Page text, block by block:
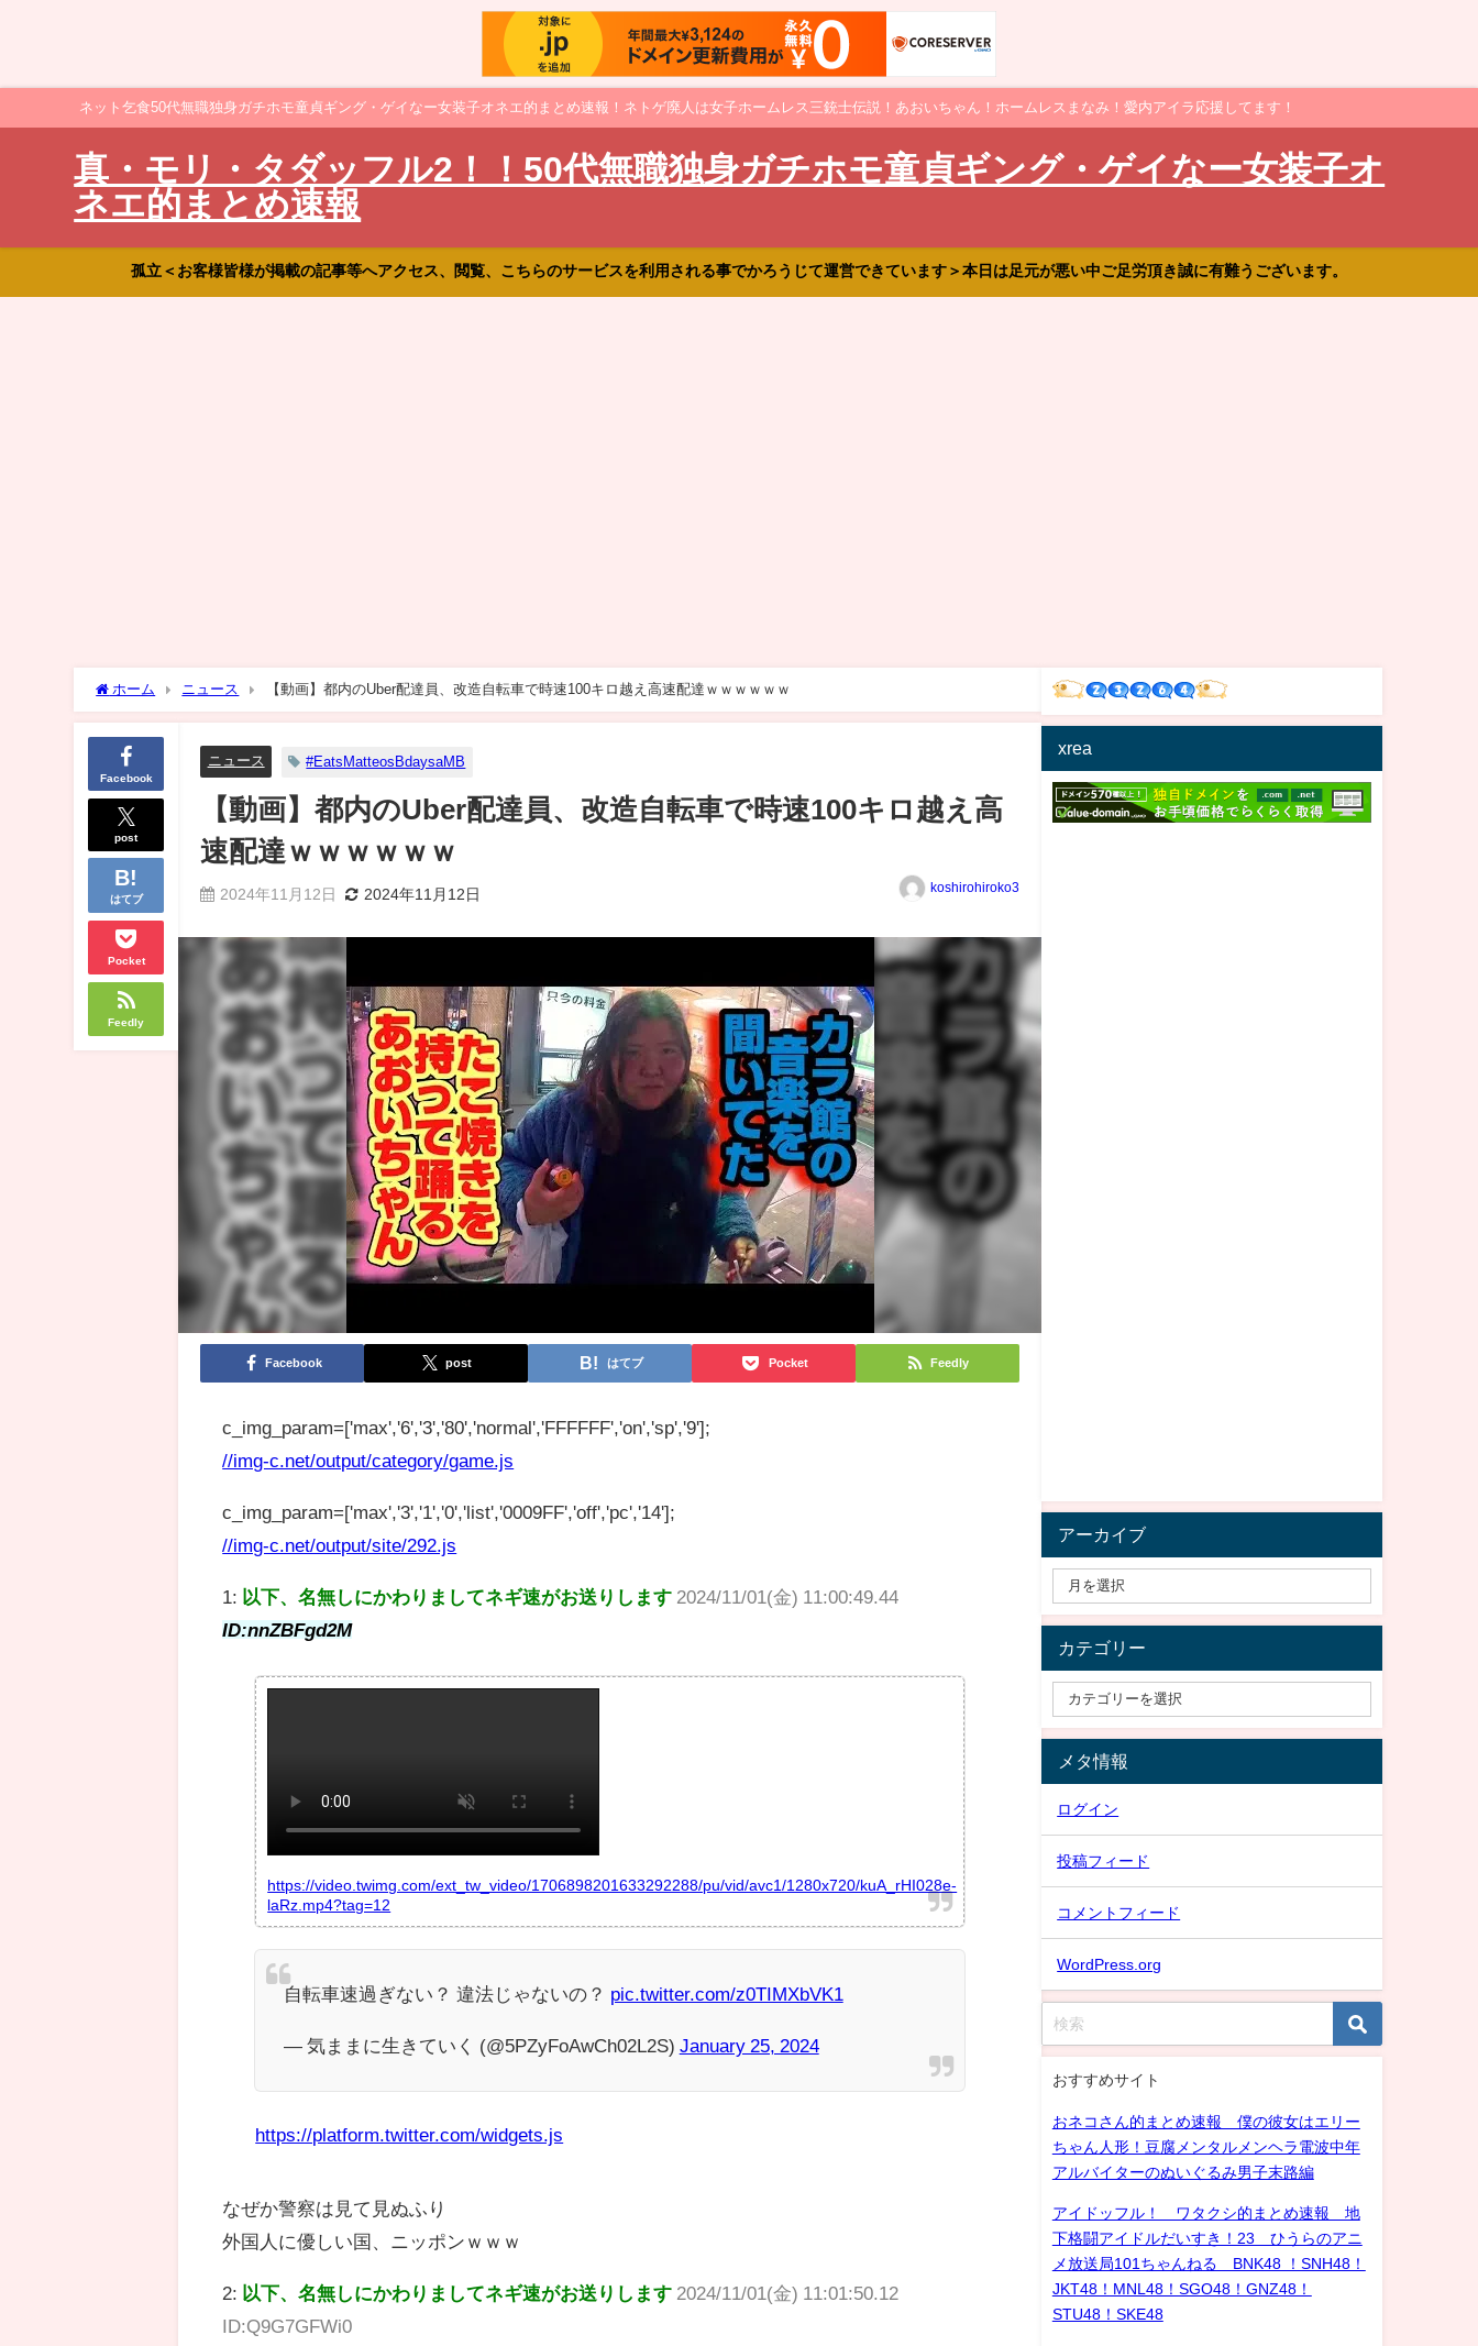
ネット乞食50代無職独身ガチホモ童貞ギング・ゲイなー女装子オネエ的まとめ速報！ネトゲ廃人は女子ホームレス三銃士伝説！あおいちゃん！ホームレスまなみ！愛内アイラ応援してます！
真・モリ・タダッフル2！！50代無職独身ガチホモ童貞ギング・ゲイなー女装子オ
ネエ的まとめ速報
孤立＜お客様皆様が掲載の記事等へアクセス、閲覧、こちらのサービスを利用される事でかろうじて運営できています＞本日は足元が悪い中ご足労頂き誠に有難うございます。
ホーム ニュース 【動画】都内のUber配達員、改造自転車で時速100キロ越え高速配達ｗｗｗｗｗｗ
Facebook
post
はてブ
Pocket
Feedly
ニュース #EatsMatteosBdaysaMB
【動画】都内のUber配達員、改造自転車で時速100キロ越え高
速配達ｗｗｗｗｗｗ
2024年11月12日 2024年11月12日 koshirohiroko3
Facebook post はてブ Pocket Feedly
c_img_param=['max','6','3','80','normal','FFFFFF','on','sp','9'];
//img-c.net/output/category/game.js
c_img_param=['max','3','1','0','list','0009FF','off','pc','14'];
//img-c.net/output/site/292.js
1: 以下、名無しにかわりましてネギ速がお送りします 2024/11/01(金) 11:00:49.44
ID:nnZBFgd2M
https://video.twimg.com/ext_tw_video/1706898201633292288/pu/vid/avc1/1280x720/kuA_rHI028e-
laRz.mp4?tag=12
自転車速過ぎない？ 違法じゃないの？ pic.twitter.com/z0TIMXbVK1
— 気ままに生きていく (@5PZyFoAwCh02L2S) January 25, 2024
https://platform.twitter.com/widgets.js
なぜか警察は見て見ぬふり
外国人に優しい国、ニッポンｗｗｗ
2: 以下、名無しにかわりましてネギ速がお送りします 2024/11/01(金) 11:01:50.12
ID:Q9G7GFWi0
xrea
アーカイブ
カテゴリー
メタ情報
ログイン
投稿フィード
コメントフィード
WordPress.org
おすすめサイト
おネコさん的まとめ速報 僕の彼女はエリー
ちゃん人形！豆腐メンタルメンヘラ電波中年
アルバイターのぬいぐるみ男子末路編
アイドッフル！ ワタクシ的まとめ速報 地
下格闘アイドルだいすき！23 ひうらのアニ
メ放送局101ちゃんねる BNK48 ！SNH48！
JKT48！MNL48！SGO48！GNZ48！
STU48！SKE48